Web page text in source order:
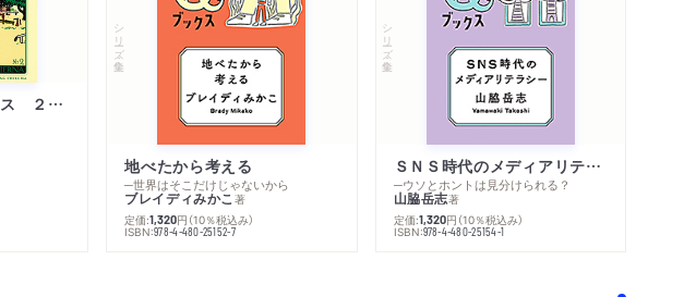
ムーミン・コミックス ２ あこがれの遠い土地
シリーズ・全集
地べたから考える
─世界はそこだけじゃないから
ブレイディみかこ著
定価:1,320円 （10％税込み）
ISBN:978-4-480-25152-7
シリーズ・全集
ＳＮＳ時代のメディアリテラシー
─ウソとホントは見分けられる？
山脇岳志著
定価:1,320円 （10％税込み）
ISBN:978-4-480-25154-1